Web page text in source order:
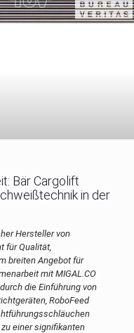
Bär Cargolift
in der
Hersteller von
für Qualität,
breiten Angebot für
mit MIGAL.CO
die Einführung von
RoboFeed
einer signifikanten